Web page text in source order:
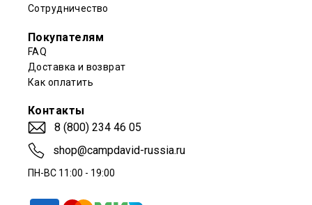
Сотрудничество
Покупателям
FAQ
Доставка и возврат
Как оплатить
Контакты
8 (800) 234 46 05
shop@campdavid-russia.ru
ПН-ВС 11:00 - 19:00